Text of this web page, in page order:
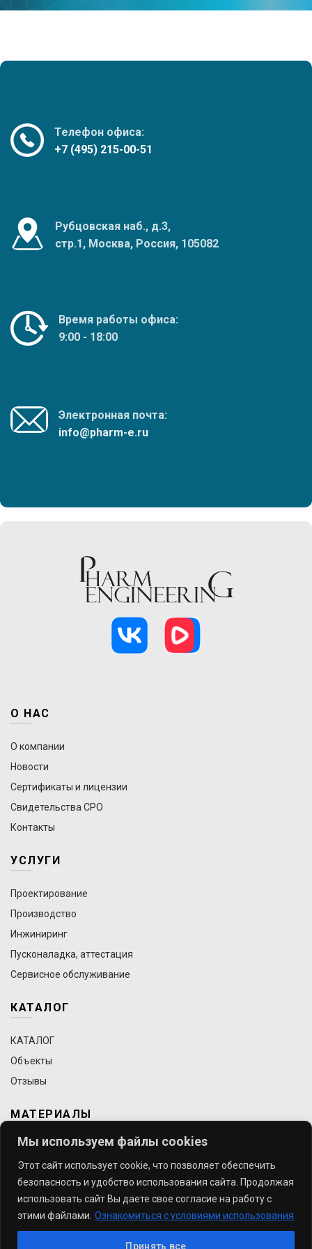
Мы используем файлы cookies
Этот сайт использует cookie, что позволяет обеспечить
безопасность и удобство использования сайта. Продолжая
использовать сайт Вы даете свое согласие на работу с
этими файлами. Ознакомиться с условиями использования
Принять все
Телефон офиса:
+7 (495) 215-00-51
Рубцовская наб., д.3,
стр.1, Москва, Россия, 105082
Время работы офиса:
9:00 - 18:00
Электронная почта:
info@pharm-e.ru
О НАС
О компании
Новости
Сертификаты и лицензии
Свидетельства СРО
Контакты
УСЛУГИ
Проектирование
Производство
Инжиниринг
Пусконаладка, аттестация
Сервисное обслуживание
КАТАЛОГ
КАТАЛОГ
Объекты
Отзывы
МАТЕРИАЛЫ
Статьи
Требования к строительству чистых помещений
Выставки